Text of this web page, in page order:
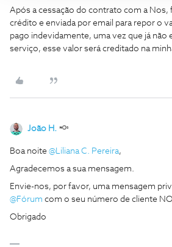
Após a cessação do contrato com a Nos,
crédito e enviada por email para repor o
pago indevidamente, uma vez que já não
serviço, esse valor será creditado na
João H.
Boa noite @Liliana C. Pereira,
Agradecemos a sua mensagem.
Envie-nos, por favor, uma mensagem
@Fórum com o seu número de cliente
Obrigado